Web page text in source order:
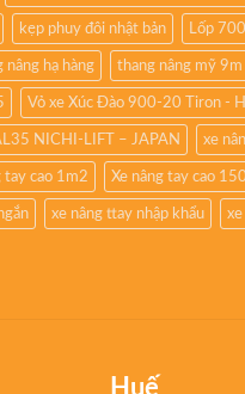
kẹp phuy đôi nhật bản Lốp
nâng hạ hàng thang nâng mỹ 9m
Vỏ xe Xúc Đào 900-20 Tiron -
NICHI-LIFT – JAPAN xe
tay cao 1m2 Xe nâng tay cao
xe nâng ttay nhập khẩu xe
Huế